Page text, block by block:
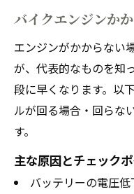
セル音が弱い
バイクで電気は
バイクは電
時の流れ
電装系正常
認点
エンジンかか
バイクエンジンか
エンジンがかからない
が、代表的なものを知
段に早くなります。以
ルが回る場合・回らな
す。
主な原因とチェック
バッテリーの電圧低